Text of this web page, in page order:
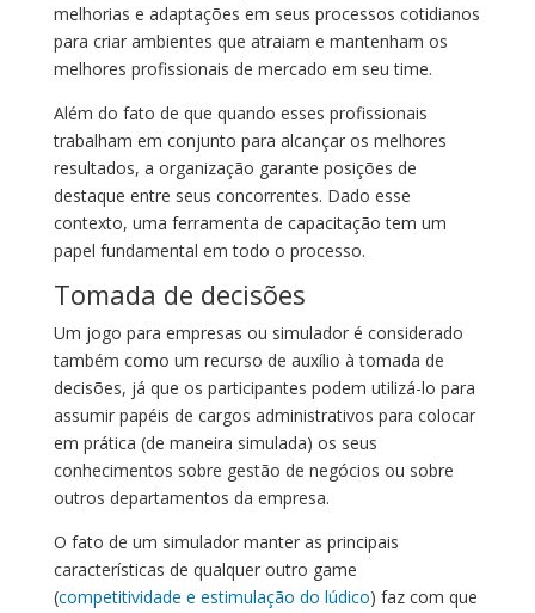
melhorias e adaptações em seus processos cotidianos
para criar ambientes que atraiam e mantenham os
melhores profissionais de mercado em seu time.
Além do fato de que quando esses profissionais
trabalham em conjunto para alcançar os melhores
resultados, a organização garante posições de
destaque entre seus concorrentes. Dado esse
contexto, uma ferramenta de capacitação tem um
papel fundamental em todo o processo.
Tomada de decisões
Um jogo para empresas ou simulador é considerado
também como um recurso de auxílio à tomada de
decisões, já que os participantes podem utilizá-lo para
assumir papéis de cargos administrativos para colocar
em prática (de maneira simulada) os seus
conhecimentos sobre gestão de negócios ou sobre
outros departamentos da empresa.
O fato de um simulador manter as principais
características de qualquer outro game
(competitividade e estimulação do lúdico) faz com que